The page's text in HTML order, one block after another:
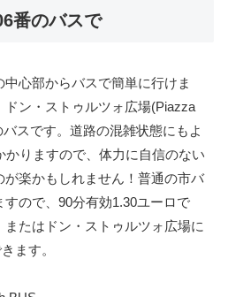
番のバスで
心部からバスで簡単に行けま
ン・ストゥルツォ広場(Piazza
スです。道路の混雑状態にもよ
かりますので、体力に自信のない
が楽かもしれません！普通の市バ
ので、90分有効1.30ユーロで
たはドン・ストゥルツォ広場に
ます。